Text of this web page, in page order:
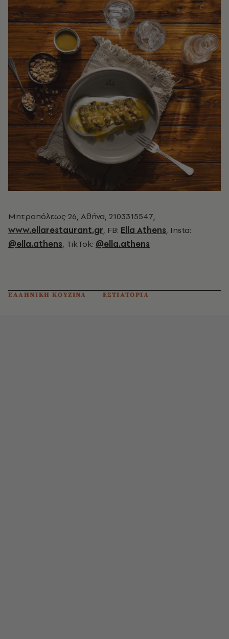
Μητροπόλεως 26, Αθήνα, 2103315547,
www.ellarestaurant.gr, FB: Ella Athens, Insta:
@ella.athens, TikTok: @ella.athens
ΕΛΛΗΝΙΚΗ ΚΟΥΖΙΝΑ ΕΣΤΙΑΤΟΡΙΑ